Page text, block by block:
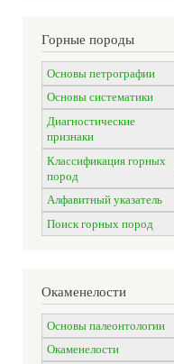
Горные породы
Основы петрографии
Основы систематики
Диагностические
признаки
Классификация горных
пород
Алфавитный указатель
Поиск горных пород
Окаменелости
Основы палеонтологии
Окаменелости